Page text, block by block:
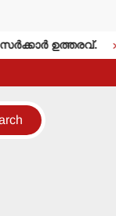
ഉത്തരവ്.